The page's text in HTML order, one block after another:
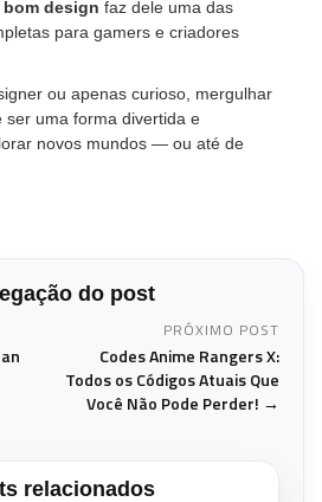
design faz dele uma das
para gamers e criadores
ou apenas curioso, mergulhar
ser uma forma divertida e
novos mundos — ou até de
do post
PRÓXIMO POST
Codes Anime Rangers X:
Todos os Códigos Atuais Que
Você Não Pode Perder! →
relacionados